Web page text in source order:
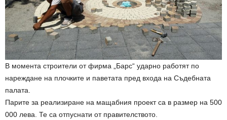
В момента строители от фирма „Барс“ ударно работят по
нареждане на плочките и паветата пред входа на Съдебната
палата.
Парите за реализиране на мащабния проект са в размер на 500
000 лева. Те са отпуснати от правителството.